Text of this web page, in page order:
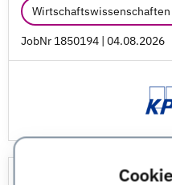
JobNr 1850194 | 04.08.2026